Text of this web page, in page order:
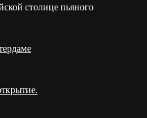
столице пьяного